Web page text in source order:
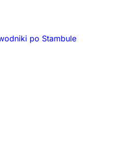
po Stambule